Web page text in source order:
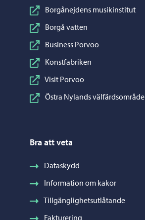
Borgånejdens musikinstitut
Borgå vatten
Business Porvoo
Konstfabriken
Visit Porvoo
Östra Nylands välfärdsområde
Bra att veta
Dataskydd
Information om kakor
Tillgänglighetsutlåtande
Fakturering